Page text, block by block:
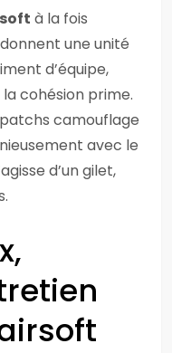
à la fois
une unité
d’équipe,
cohésion prime.
camouflage
avec le
d’un gilet,